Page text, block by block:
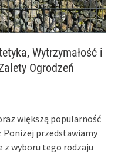
Wytrzymałość i
Ogrodzeń
większą popularność
Poniżej przedstawiamy
z wyboru tego rodzaju